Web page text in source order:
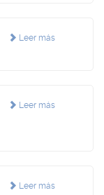
Leer más
Leer más
Leer más